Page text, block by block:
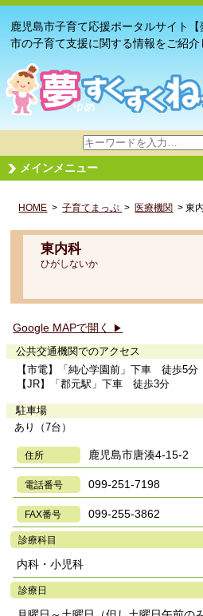
鹿児島市子育て応援ポータルサイト
市の子育て支援に関する情報をご紹介
サ
イ
ト
検
メインメニュー
HOME >子育てまっぷ > 医療機関 > 東
東内科
ひがしないか
Google MAPで開く ▶
公共交通機関でのアクセス
【市電】「純心学園前」下車 徒歩5分
【JR】「郡元駅」下車 徒歩3分
駐車場
あり（7台）
住所 鹿児島市唐湊4-15-2
電話番号 099-251-7198
FAX番号 099-255-3862
診療科目
内科・小児科
診療日